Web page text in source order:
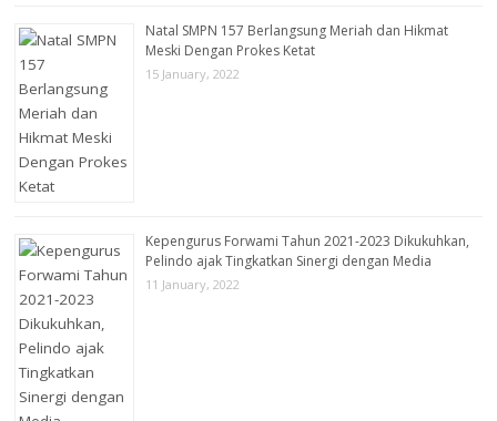
Natal SMPN 157 Berlangsung Meriah dan Hikmat
Meski Dengan Prokes Ketat
15 January, 2022
Kepengurus Forwami Tahun 2021-2023 Dikukuhkan,
Pelindo ajak Tingkatkan Sinergi dengan Media
11 January, 2022